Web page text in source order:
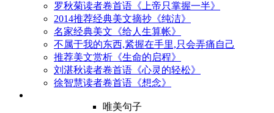
罗秋菊读者卷首语《上帝只掌握一半》
2014推荐经典美文摘抄《纯洁》
名家经典美文《给人生算帐》
不属于我的东西,紧握在手里,只会弄痛自己
推荐美文赏析《生命的启程》
刘湛秋读者卷首语《心灵的轻松》
徐智慧读者卷首语《想念》
唯美句子